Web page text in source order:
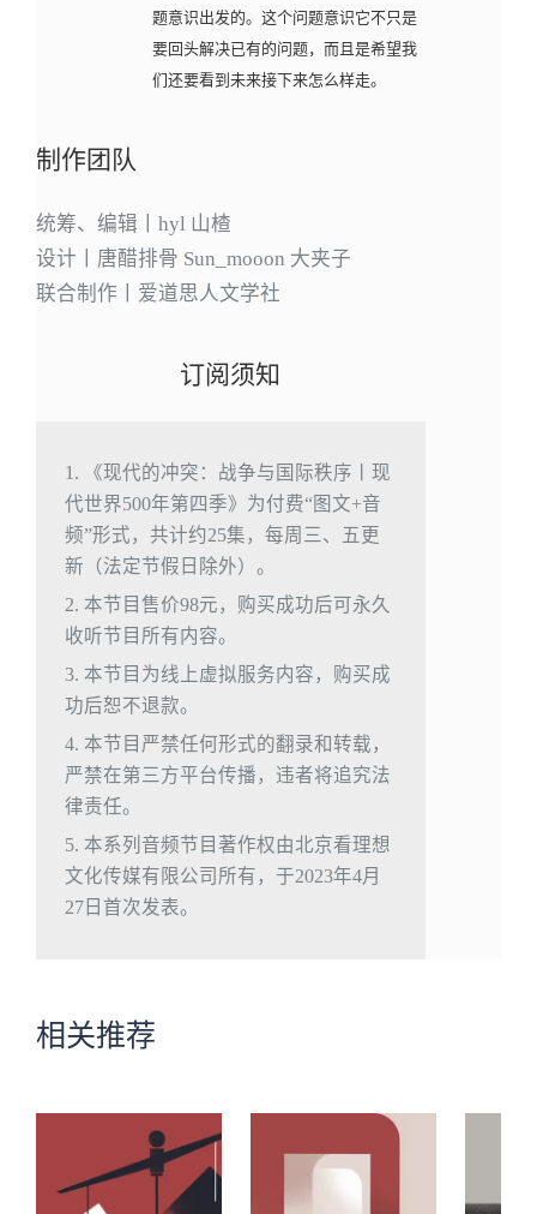
题意识出发的。这个问题意识它不只是
要回头解决已有的问题，而且是希望我
们还要看到未来接下来怎么样走。
制作团队
统筹、编辑丨hyl 山楂
设计丨唐醋排骨 Sun_mooon 大夹子
联合制作丨爱道思人文学社
订阅须知
1. 《现代的冲突：战争与国际秩序丨现
代世界500年第四季》为付费“图文+音
频”形式，共计约25集，每周三、五更
新（法定节假日除外）。
2. 本节目售价98元，购买成功后可永久
收听节目所有内容。
3. 本节目为线上虚拟服务内容，购买成
功后恕不退款。
4. 本节目严禁任何形式的翻录和转载，
严禁在第三方平台传播，违者将追究法
律责任。
5. 本系列音频节目著作权由北京看理想
文化传媒有限公司所有，于2023年4月
27日首次发表。
相关推荐